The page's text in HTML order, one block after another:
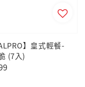
】皇式輕餐-
(7入)